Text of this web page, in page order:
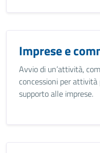
Imprese e
Avvio di un’attività,
concessioni per
supporto alle imprese.